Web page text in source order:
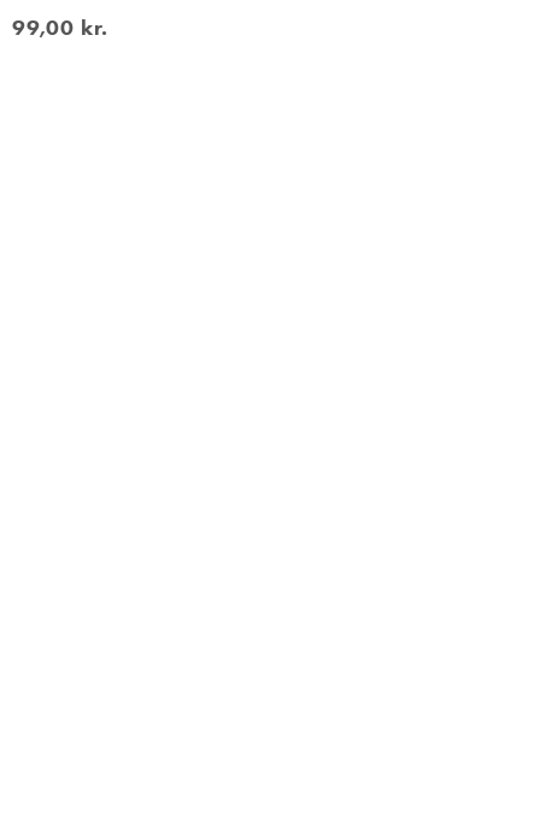
99,00 kr.
99,00 kr.